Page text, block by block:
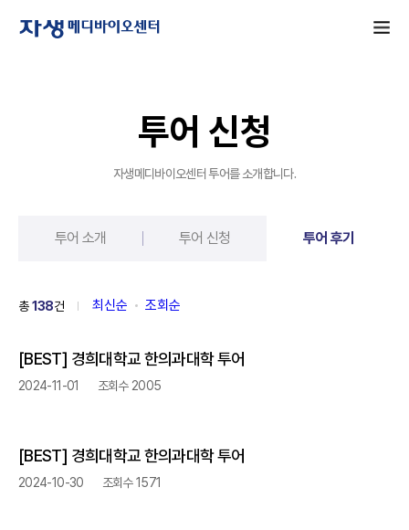
자생메디바이오센터
메
투어 신청
자생메디바이오센터 투어를 소개합니다.
투어 소개 투어 신청 투어 후기
총138건 최신순 조회순
[BEST] 경희대학교 한의과대학 투어
2024-11-01 조회수 2005
[BEST] 경희대학교 한의과대학 투어
2024-10-30 조회수 1571